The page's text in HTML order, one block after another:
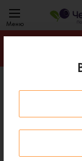
Меню
Главная
ПОД ЗАКАЗ